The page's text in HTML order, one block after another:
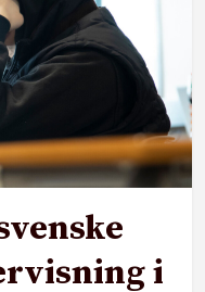
i